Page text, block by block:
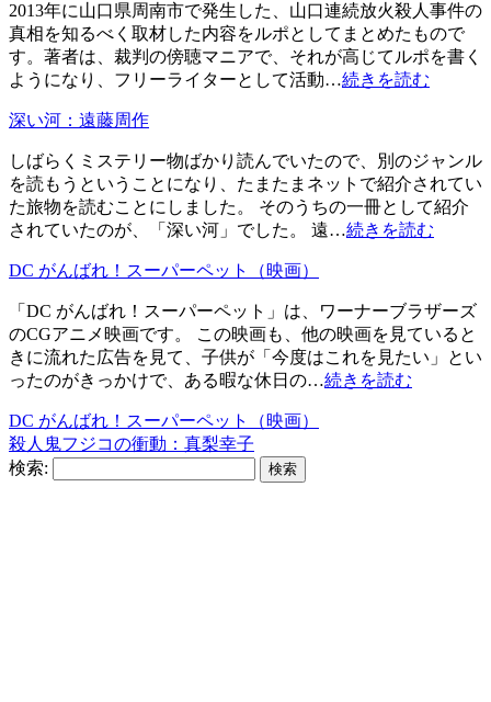
2013年に山口県周南市で発生した、山口連続放火殺人事件の
真相を知るべく取材した内容をルポとしてまとめたもので
す。著者は、裁判の傍聴マニアで、それが高じてルポを書く
ようになり、フリーライターとして活動…続きを読む
深い河：遠藤周作
しばらくミステリー物ばかり読んでいたので、別のジャンル
を読もうということになり、たまたまネットで紹介されてい
た旅物を読むことにしました。 そのうちの一冊として紹介
されていたのが、「深い河」でした。 遠…続きを読む
DC がんばれ！スーパーペット（映画）
「DC がんばれ！スーパーペット」は、ワーナーブラザーズ
のCGアニメ映画です。 この映画も、他の映画を見ていると
きに流れた広告を見て、子供が「今度はこれを見たい」とい
ったのがきっかけで、ある暇な休日の…続きを読む
DC がんばれ！スーパーペット（映画）
殺人鬼フジコの衝動：真梨幸子
検索: